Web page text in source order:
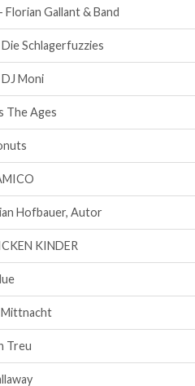
Florian Gallant & Band
Schlagerfuzzies
Moni
The Ages
Hofbauer, Autor
KINDER
Treu